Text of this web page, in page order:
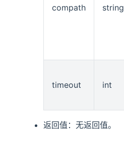
compath string
timeout int
返回值：无返回值。